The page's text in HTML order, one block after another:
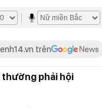
trên
thường phải hội